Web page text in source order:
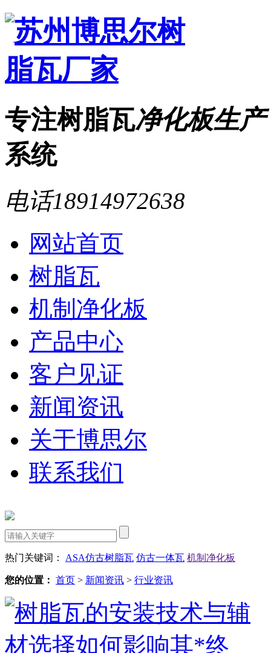
专注树脂瓦净化板生产
系统
电话18914972638
网站首页
树脂瓦
机制净化板
产品中心
客户见证
新闻资讯
关于博思尔
联系我们
热门关键词： ASA仿古树脂瓦 仿古一体瓦 机制净化板
您的位置： 首页 > 新闻资讯 > 行业资讯